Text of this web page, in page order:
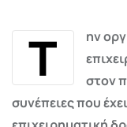
Τ
ην
στον
συνέπειες που